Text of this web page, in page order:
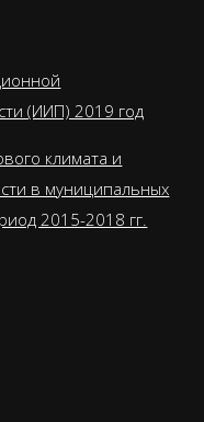
(ИИП) 2019 год
климата и
в муниципальных
2015-2018 гг.